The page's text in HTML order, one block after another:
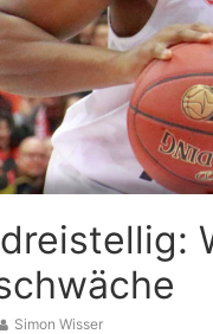
Simon Wisser